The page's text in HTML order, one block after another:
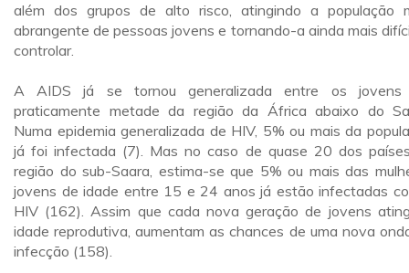
além dos grupos de alto risco, atingindo a população
abrangente de pessoas jovens e tornando-a ainda mais
controlar.
A AIDS já se tornou generalizada entre os jovens
praticamente metade da região da África abaixo do
Numa epidemia generalizada de HIV, 5% ou mais da
já foi infectada (7). Mas no caso de quase 20 dos
região do sub-Saara, estima-se que 5% ou mais das
jovens de idade entre 15 e 24 anos já estão infectadas
HIV (162). Assim que cada nova geração de jovens
idade reprodutiva, aumentam as chances de uma nova
infecção (158).